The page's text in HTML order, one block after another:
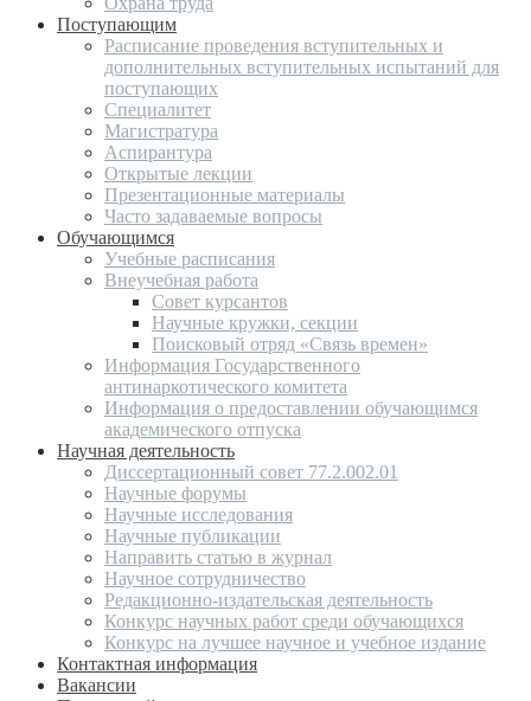
Поступающим
Расписание проведения вступительных и
дополнительных вступительных испытаний для
поступающих
Специалитет
Магистратура
Аспирантура
Открытые лекции
Презентационные материалы
Часто задаваемые вопросы
Обучающимся
Учебные расписания
Внеучебная работа
Совет курсантов
Научные кружки, секции
Поисковый отряд «Связь времен»
Информация Государственного
антинаркотического комитета
Информация о предоставлении обучающимся
академического отпуска
Научная деятельность
Диссертационный совет 77.2.002.01
Научные форумы
Научные исследования
Научные публикации
Направить статью в журнал
Научное сотрудничество
Редакционно-издательская деятельность
Конкурс научных работ среди обучающихся
Конкурс на лучшее научное и учебное издание
Контактная информация
Вакансии